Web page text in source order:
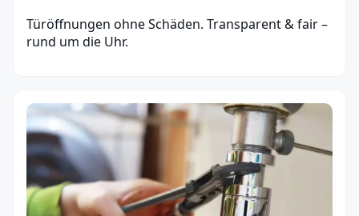
Türöffnungen ohne Schäden. Transparent & fair –
rund um die Uhr.